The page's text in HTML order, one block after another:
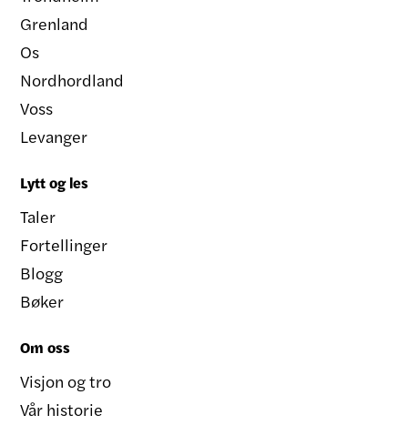
Grenland
Os
Nordhordland
Voss
Levanger
Lytt og les
Taler
Fortellinger
Blogg
Bøker
Om oss
Visjon og tro
Vår historie